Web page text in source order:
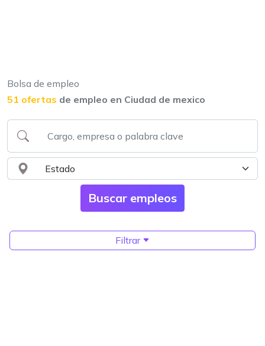
Bolsa de empleo
51 ofertas de empleo en Ciudad de mexico
Filtrar